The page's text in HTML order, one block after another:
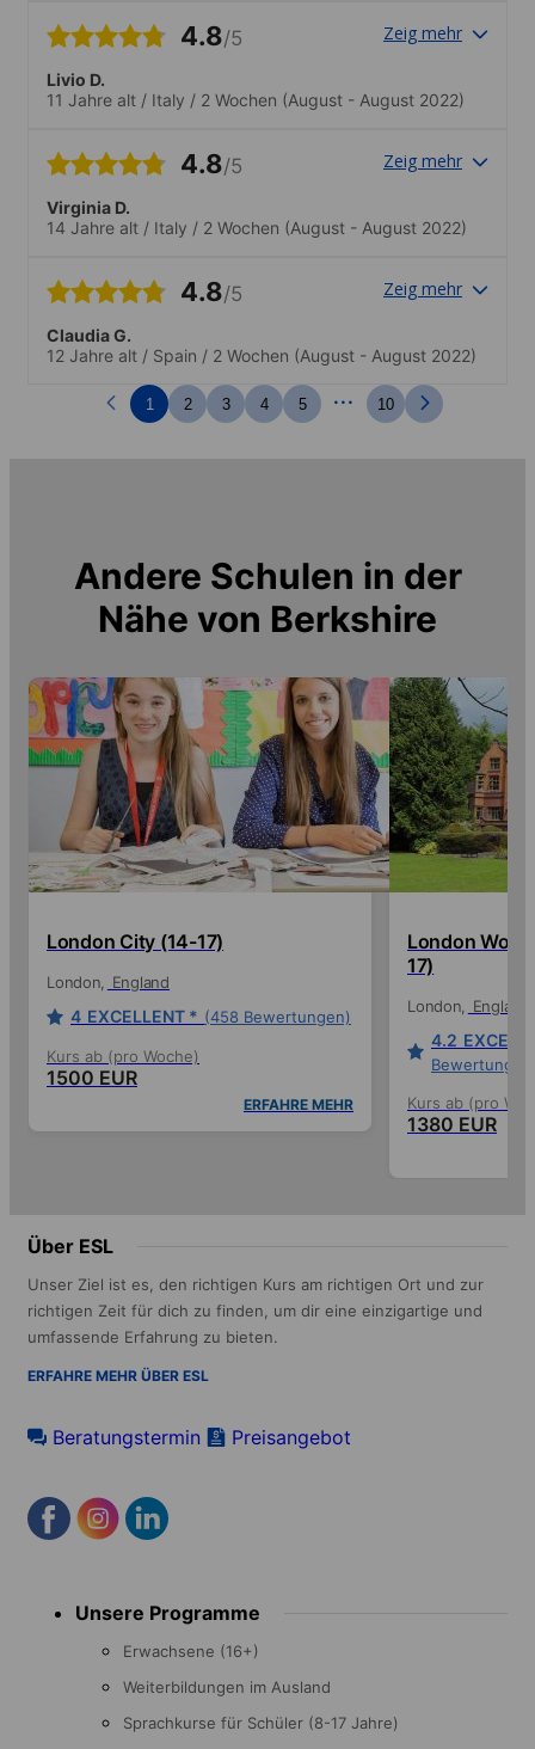
4.8/5 Zeig mehr
Livio D.
11 Jahre alt / Italy / 2 Wochen (August - August 2022)
4.8/5 Zeig mehr
Virginia D.
14 Jahre alt / Italy / 2 Wochen (August - August 2022)
4.8/5 Zeig mehr
Claudia G.
12 Jahre alt / Spain / 2 Wochen (August - August 2022)
1 2 3 4 5 ... 10
Andere Schulen in der
Nähe von Berkshire
London City (14-17)
London England
4 EXCELLENT * (458 Bewertungen)
Kurs ab (pro Woche)
1500 EUR
ERFAHRE MEHR
London
17)
London England
4.2
Kurs ab (pro
1380 EUR
Über ESL
Unser Ziel ist es, den richtigen Kurs am richtigen Ort und zur
richtigen Zeit für dich zu finden, um dir eine einzigartige und
umfassende Erfahrung zu bieten.
ERFAHRE MEHR ÜBER ESL
Beratungstermin Preisangebot
menu Unsere Programme
Erwachsene (16+)
Weiterbildungen im Ausland
Sprachkurse für Schüler (8-17 Jahre)